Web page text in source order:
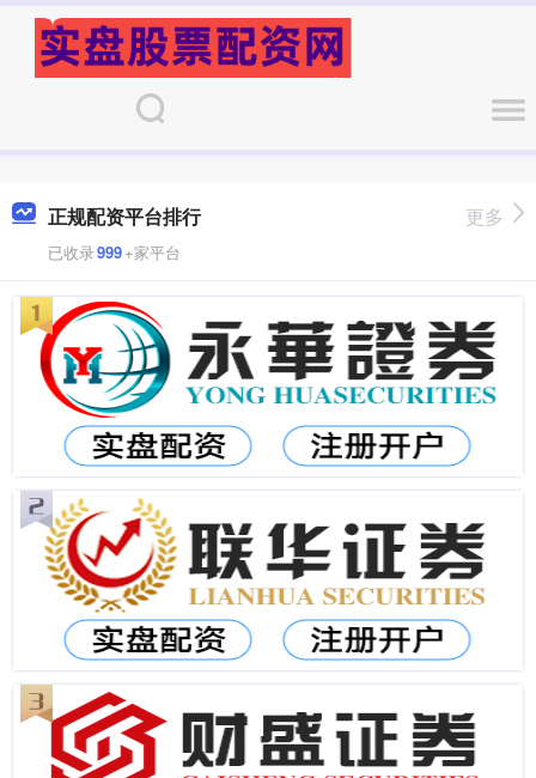
正规配资平台排行
已收录999+家平台
更多